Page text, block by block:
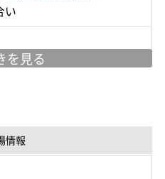
い
羽橋
情報